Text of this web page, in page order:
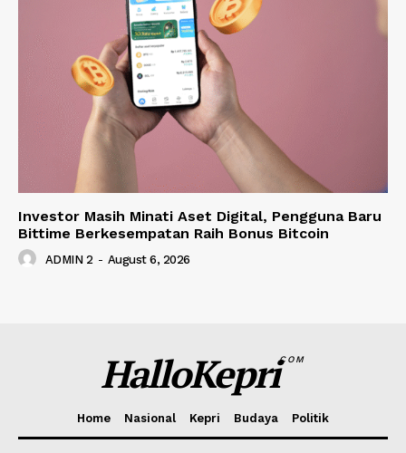
Investor Masih Minati Aset Digital, Pengguna Baru
Bittime Berkesempatan Raih Bonus Bitcoin
ADMIN 2 - August 6, 2026
HalloKepriCOM
Home Nasional Kepri Budaya Politik